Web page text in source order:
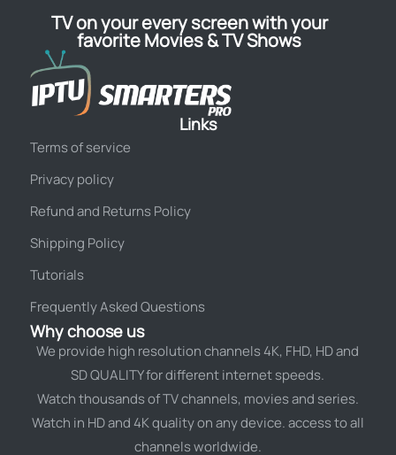
TV on your every screen with your
favorite Movies & TV Shows
Links
Terms of service
Privacy policy
Refund and Returns Policy
Shipping Policy
Tutorials
Frequently Asked Questions
Why choose us
We provide high resolution channels 4K, FHD, HD and
SD QUALITY for different internet speeds.
Watch thousands of TV channels, movies and series.
Watch in HD and 4K quality on any device. access to all
channels worldwide.